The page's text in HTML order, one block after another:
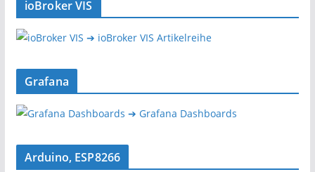
ioBroker VIS
➔ ioBroker VIS Artikelreihe
Grafana
➔ Grafana Dashboards
Arduino, ESP8266